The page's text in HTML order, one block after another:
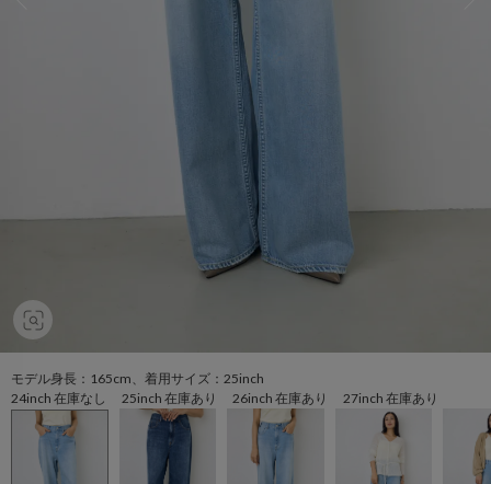
モデル身長：165cm、着用サイズ：25inch
24inch 在庫なし 25inch 在庫あり 26inch 在庫あり 27inch 在庫あり